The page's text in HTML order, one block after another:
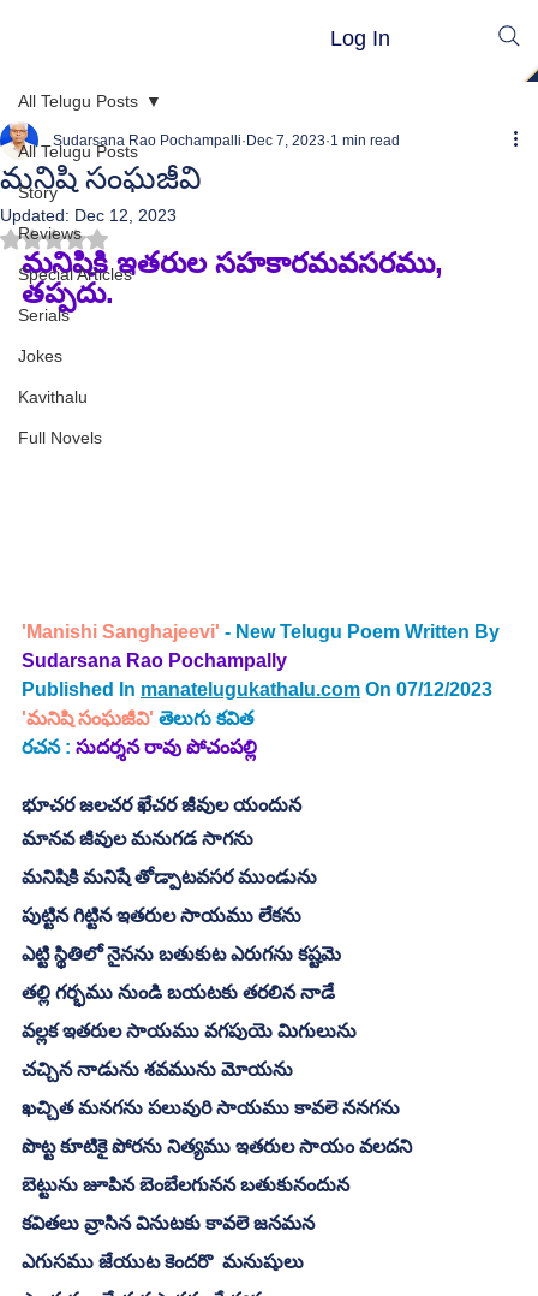
Log In
All Telugu Posts
Story
Reviews
Special Articles
Serials
Jokes
Kavithalu
Full Novels
All Telugu Posts
మనిషి సంఘజీవి
Sudarsana Rao Pochampalli Dec 7, 2023 1 min read
Updated: Dec 12, 2023
Rated NaN out of 5 stars.
మనిషికి ఇతరుల సహకారమవసరము,
తప్పదు.
'Manishi Sanghajeevi' - New Telugu Poem Written By
Sudarsana Rao Pochampally
Published In manatelugukathalu.com On 07/12/2023
'మనిషి సంఘజీవి' తెలుగు కవిత
రచన : సుదర్శన రావు పోచంపల్లి
భూచర జలచర ఖేచర జీవుల యందున
మానవ జీవుల మనుగడ సాగను
మనిషికి మనిషే తోడ్పాటవసర ముండును
పుట్టిన గిట్టిన ఇతరుల సాయము లేకను
ఎట్టి స్థితిలో నైనను బతుకుట ఎరుగను కష్టమె
తల్లి గర్భము నుండి బయటకు తరలిన నాడే
వల్లక ఇతరుల సాయము వగపుయె మిగులును
చచ్చిన నాడును శవమును మోయను
ఖచ్చిత మనగను పలువురి సాయము కావలె ననగను
పొట్ట కూటికై పోరను నిత్యము ఇతరుల సాయం వలదని
బెట్టును జూపిన బెంబేలగునన బతుకునందున
కవితలు వ్రాసిన వినుటకు కావలె జనమన
ఎగుసము జేయుట కెందరొ  మనుషులు